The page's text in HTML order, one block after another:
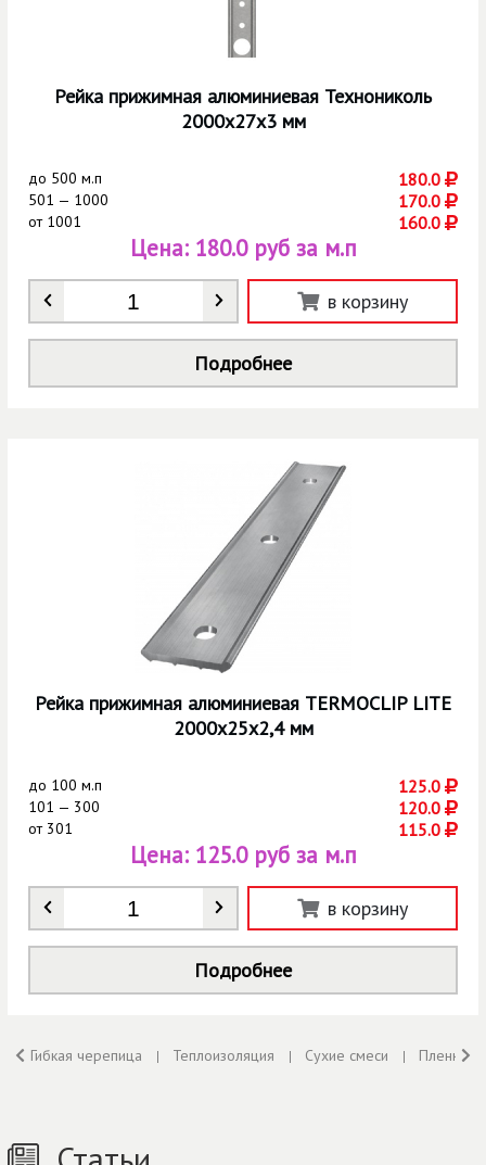
Рейка прижимная алюминиевая Технониколь
2000х27х3 мм
до 500 м.п 180.0
501 — 1000 170.0
от1001 160.0
Количество
Цена: 180.0 руб за м.п
в корзину
Подробнее
Рейка прижимная алюминиевая TERMOCLIP LITE
2000х25х2,4 мм
до 100 м.п 125.0
101 — 300 120.0
от301 115.0
Количество
Цена: 125.0 руб за м.п
в корзину
Подробнее
Гибкая черепица Теплоизоляция Сухие смеси Пленки